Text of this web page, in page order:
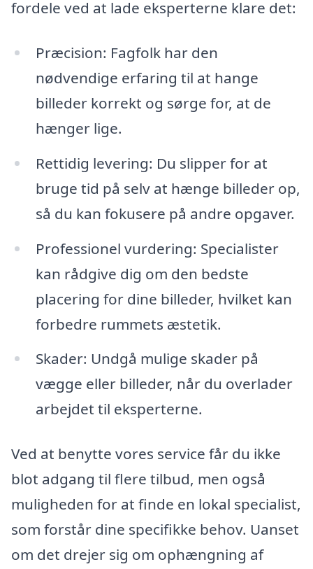
fordele ved at lade eksperterne klare det:
Præcision: Fagfolk har den
nødvendige erfaring til at hange
billeder korrekt og sørge for, at de
hænger lige.
Rettidig levering: Du slipper for at
bruge tid på selv at hænge billeder op,
så du kan fokusere på andre opgaver.
Professionel vurdering: Specialister
kan rådgive dig om den bedste
placering for dine billeder, hvilket kan
forbedre rummets æstetik.
Skader: Undgå mulige skader på
vægge eller billeder, når du overlader
arbejdet til eksperterne.
Ved at benytte vores service får du ikke
blot adgang til flere tilbud, men også
muligheden for at finde en lokal specialist,
som forstår dine specifikke behov. Uanset
om det drejer sig om ophængning af